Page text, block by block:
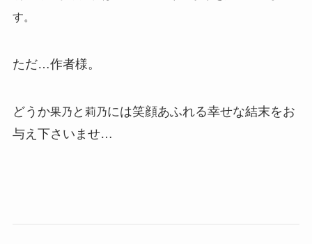
す。
ただ…作者様。
どうか果乃 と 莉乃には笑顔あふれる幸せな結末をお
与え下さいませ…